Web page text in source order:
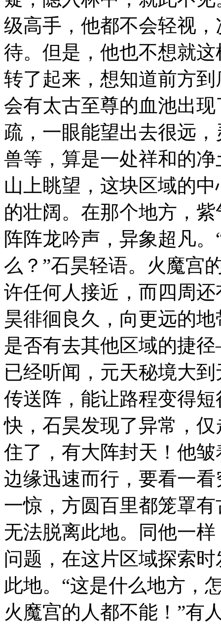
级高手，他都不会轻视
待。但是，他也不想就
转了起来，想知道前方
会有太古至尊的血池出
疏，一眼能望出去很远
兽等，算是一处祥和的
山上眺望，这块区域的
的壮阔。在那个地方，
阵阵龙吟声，异象超凡
么？”石昊轻语。火魔宫
许任何人接近，而四周
昊徘徊良久，向更远的
是否有去其他区域的捷
已经听闻，元天秘境大
传送阵，能让路程变得
快，石昊发现了异常，
住了，有大阵封天！他
边缘迅速而行，要看一
一惊，方圆百里都笼罩
无法脱离此地。同他一
问题，在这片区域探索
此地。“这是什么地方，
火魔宫的人都不能！”有